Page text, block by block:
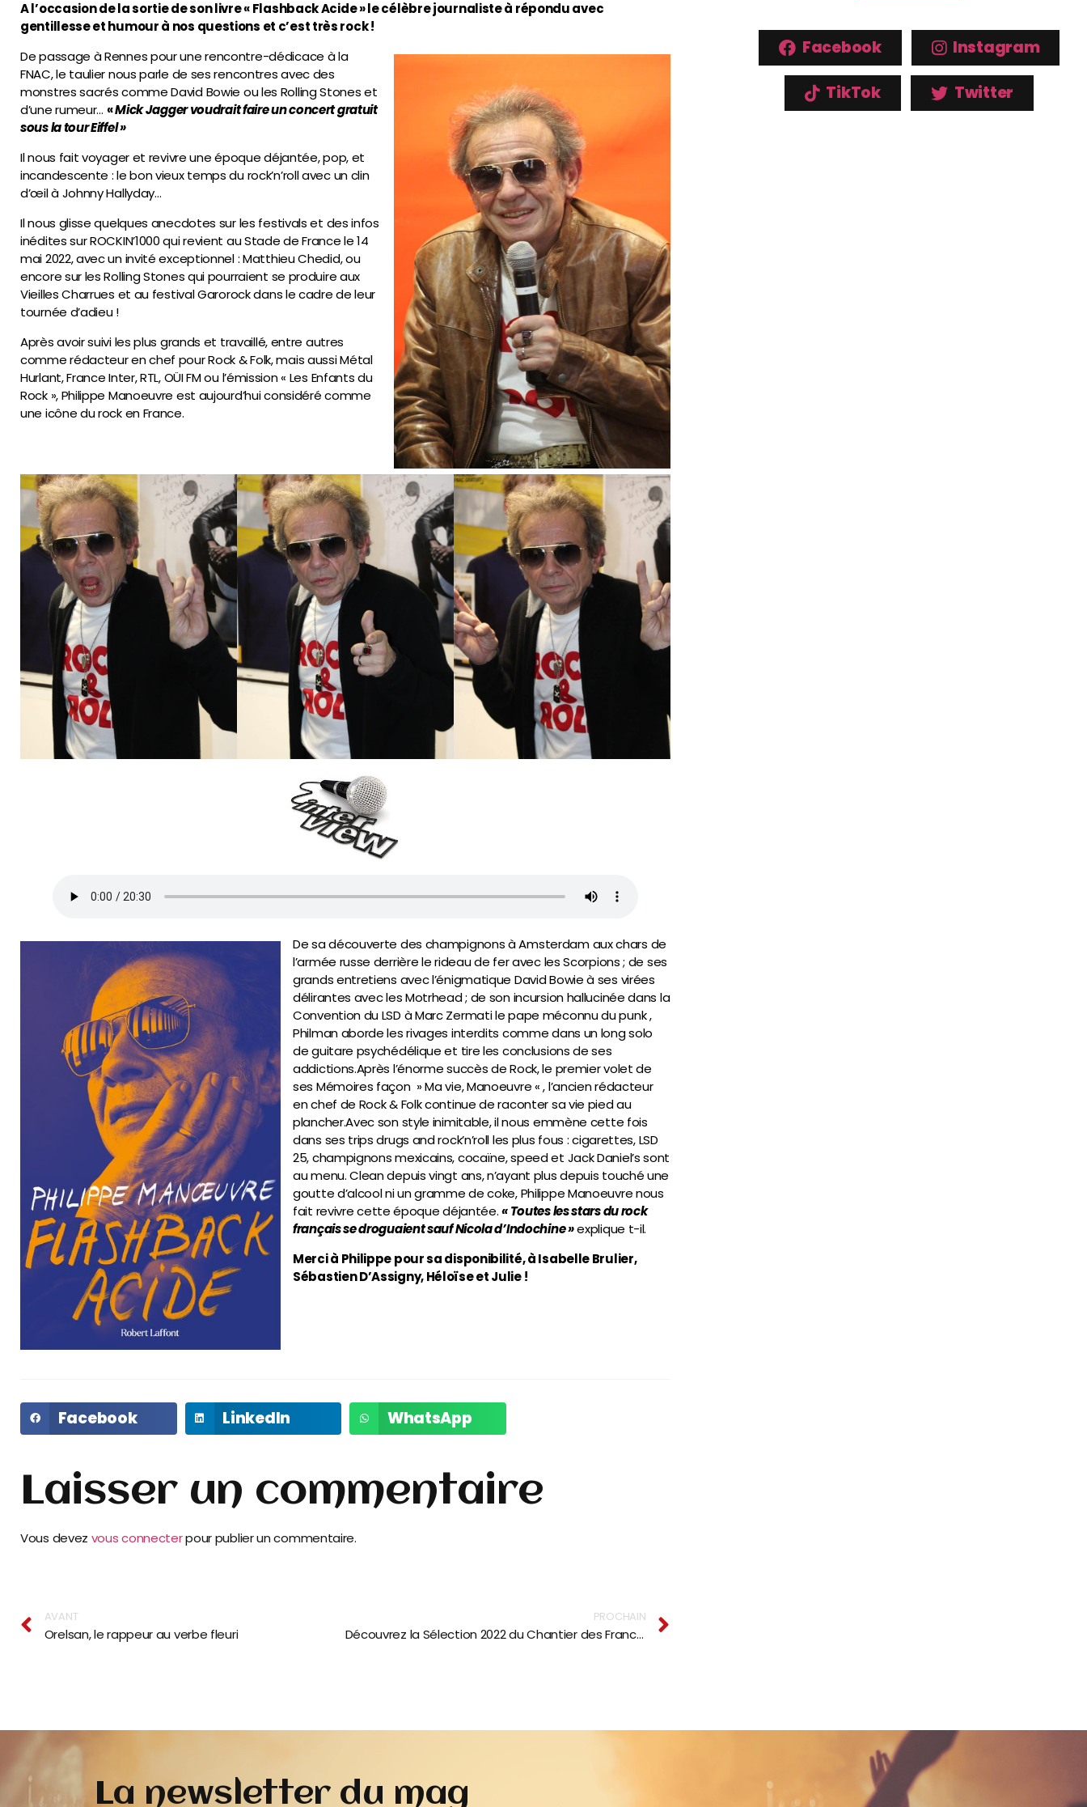
A l’occasion de la sortie de son livre « Flashback Acide » le célèbre journaliste à répondu avec
gentillesse et humour à nos questions et c’est très rock !
De passage à Rennes pour une rencontre-dédicace à la
FNAC, le taulier nous parle de ses rencontres avec des
monstres sacrés comme David Bowie ou les Rolling Stones et
d’une rumeur… «Mick Jagger voudrait faire un concert gratuit
sous la tour Eiffel »
Il nous fait voyager et revivre une époque déjantée, pop, et
incandescente : le bon vieux temps du rock’n’roll avec un clin
d’œil à Johnny Hallyday…
Il nous glisse quelques anecdotes sur les festivals et des infos
inédites sur ROCKIN’1000 qui revient au Stade de France le 14
mai 2022, avec un invité exceptionnel : Matthieu Chedid, ou
encore sur les Rolling Stones qui pourraient se produire aux
Vieilles Charrues et au festival Garorock dans le cadre de leur
tournée d’adieu !
Après avoir suivi les plus grands et travaillé, entre autres
comme rédacteur en chef pour Rock & Folk, mais aussi Métal
Hurlant, France Inter, RTL, OÜI FM ou l’émission « Les Enfants du
Rock », Philippe Manoeuvre est aujourd’hui considéré comme
une icône du rock en France.
De sa découverte des champignons à Amsterdam aux chars de
l’armée russe derrière le rideau de fer avec les Scorpions ; de ses
grands entretiens avec l’énigmatique David Bowie à ses virées
délirantes avec les Motrhead ; de son incursion hallucinée dans la
Convention du LSD à Marc Zermati le pape méconnu du punk ,
Philman aborde les rivages interdits comme dans un long solo
de guitare psychédélique et tire les conclusions de ses
addictions.Après l’énorme succès de Rock, le premier volet de
ses Mémoires façon » Ma vie, Manoeuvre « , l’ancien rédacteur
en chef de Rock & Folk continue de raconter sa vie pied au
plancher.Avec son style inimitable, il nous emmène cette fois
dans ses trips drugs and rock’n’roll les plus fous : cigarettes, LSD
25, champignons mexicains, cocaïne, speed et Jack Daniel’s sont
au menu. Clean depuis vingt ans, n’ayant plus depuis touché une
goutte d’alcool ni un gramme de coke, Philippe Manoeuvre nous
fait revivre cette époque déjantée.« Toutes les stars du rock
français se droguaient sauf Nicola d’Indochine »explique t-il.
Merci à Philippe pour sa disponibilité, à Isabelle Brulier,
Sébastien D’Assigny, Héloïse et Julie !
Facebook LinkedIn WhatsApp
Laisser un commentaire
Vous devez vous connecterpour publier un commentaire.
AVANT
Orelsan, le rappeur au verbe fleuri
PROCHAIN
Découvrez la Sélection 2022 du Chantier des Francofolies
Facebook Instagram
TikTok Twitter
La newsletter du mag